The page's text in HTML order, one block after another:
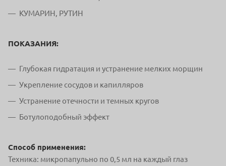
КУМАРИН, РУТИН
ПОКАЗАНИЯ:
Глубокая гидратация и устранение мелких морщин
Укрепление сосудов и капилляров
Устранение отечности и темных кругов
Ботулоподобный эффект
Способ применения:
Техника: микропапульно по 0,5 мл на каждый глаз